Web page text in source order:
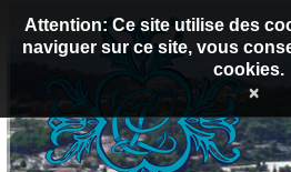
Attention: Ce site utilise des
naviguer sur ce site, vous
cookies.
×